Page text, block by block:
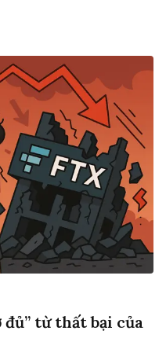
đủ” từ thất bại của